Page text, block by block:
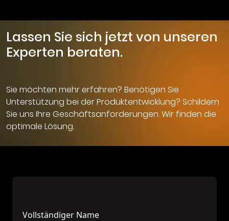
Lassen Sie sich jetzt von unseren
Experten beraten.
Sie möchten mehr erfahren? Benötigen Sie
Unterstützung bei der Produktentwicklung? Schildern
Sie uns Ihre Geschäftsanforderungen. Wir finden die
optimale Lösung.
Vollständiger Name